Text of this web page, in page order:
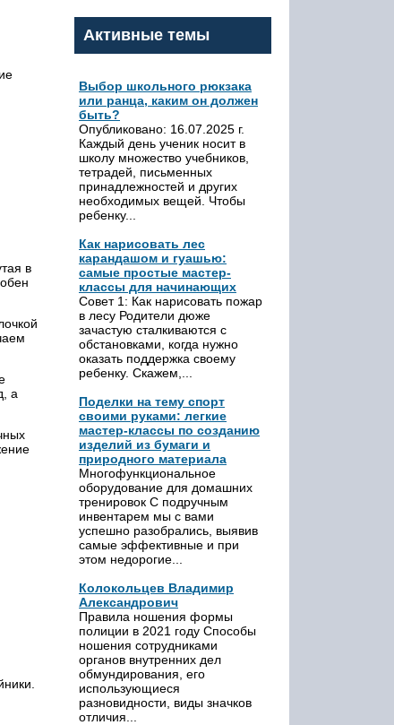
в
а
Активные темы
Выбор школьного рюкзака
или ранца, каким он должен
быть?
Опубликовано: 16.07.2025 г.
Каждый день ученик носит в
школу множество учебников,
тетрадей, письменных
принадлежностей и других
необходимых вещей. Чтобы
ребенку...
Как нарисовать лес
карандашом и гуашью:
самые простые мастер-
классы для начинающих
Совет 1: Как нарисовать пожар
в лесу Родители дюже
зачастую сталкиваются с
обстановками, когда нужно
оказать поддержка своему
ребенку. Скажем,...
Поделки на тему спорт
своими руками: легкие
мастер-классы по созданию
изделий из бумаги и
природного материала
Многофункциональное
оборудование для домашних
тренировок С подручным
инвентарем мы с вами
успешно разобрались, выявив
самые эффективные и при
этом недорогие...
Колокольцев Владимир
Александрович
Правила ношения формы
полиции в 2021 году Способы
ношения сотрудниками
органов внутренних дел
обмундирования, его
использующиеся
разновидности, виды значков
отличия...